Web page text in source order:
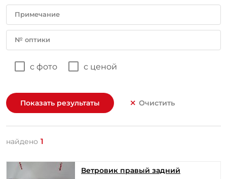
Примечание
№ оптики
с фото с ценой
Показать результаты Очистить
найдено 1
Ветровик правый задний